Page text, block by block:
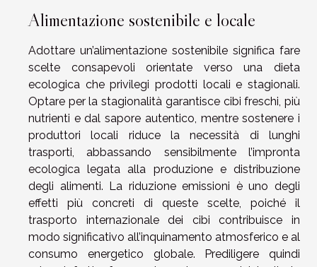
Alimentazione sostenibile e locale
Adottare un’alimentazione sostenibile significa fare
scelte consapevoli orientate verso una dieta
ecologica che privilegi prodotti locali e stagionali.
Optare per la stagionalità garantisce cibi freschi, più
nutrienti e dal sapore autentico, mentre sostenere i
produttori locali riduce la necessità di lunghi
trasporti, abbassando sensibilmente l’impronta
ecologica legata alla produzione e distribuzione
degli alimenti. La riduzione emissioni è uno degli
effetti più concreti di queste scelte, poiché il
trasporto internazionale dei cibi contribuisce in
modo significativo all’inquinamento atmosferico e al
consumo energetico globale. Prediligere quindi